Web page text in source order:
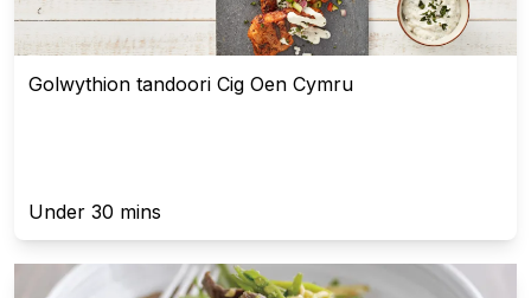
Golwythion tandoori Cig Oen Cymru
Under 30 mins